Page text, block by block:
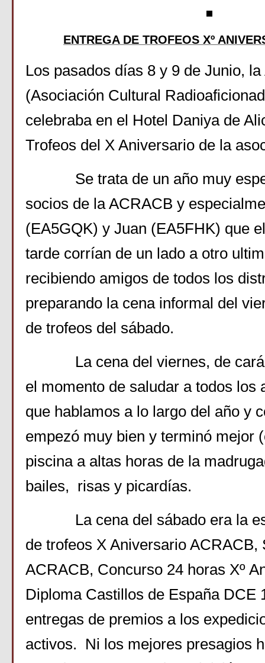
ENTREGA DE TROFEOS Xº
Los pasados días 8 y 9 de Junio,
(Asociación Cultural
celebraba en el Hotel Daniya de
Trofeos del X Aniversario de la
Se trata de un año muy
socios de la ACRACB y
(EA5GQK) y Juan (EA5FHK) que
tarde corrían de un lado a otro
recibiendo amigos de todos los
preparando la cena informal del
de trofeos del sábado.
La cena del viernes, de
el momento de saludar a todos los
que hablamos a lo largo del año y
empezó muy bien y terminó mejor
piscina a altas horas de la
bailes, risas y picardías.
La cena del sábado era la
de trofeos X Aniversario ACRACB,
ACRACB, Concurso 24 horas Xº
Diploma Castillos de España DCE
entregas de premios a los
activos. Ni los mejores presagios